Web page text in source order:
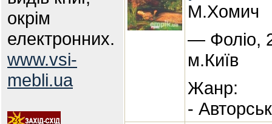
окрім
електронних.
www.vsi-
mebli.ua
М.Хомич
— Фоліо,
м.Київ
Жанр:
-